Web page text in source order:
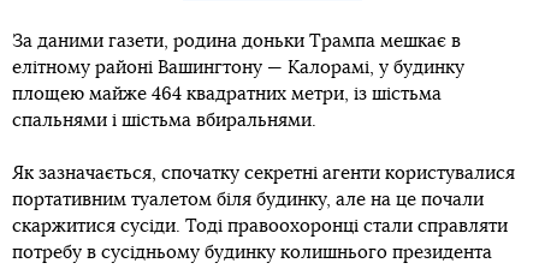
За даними газети, родина доньки Трампа мешкає в
елітному районі Вашингтону — Калорамі, у будинку
площею майже 464 квадратних метри, із шістьма
спальнями і шістьма вбиральнями.
Як зазначається, спочатку секретні агенти користувалися
портативним туалетом біля будинку, але на це почали
скаржитися сусіди. Тоді правоохоронці стали справляти
потребу в сусідньому будинку колишнього президента